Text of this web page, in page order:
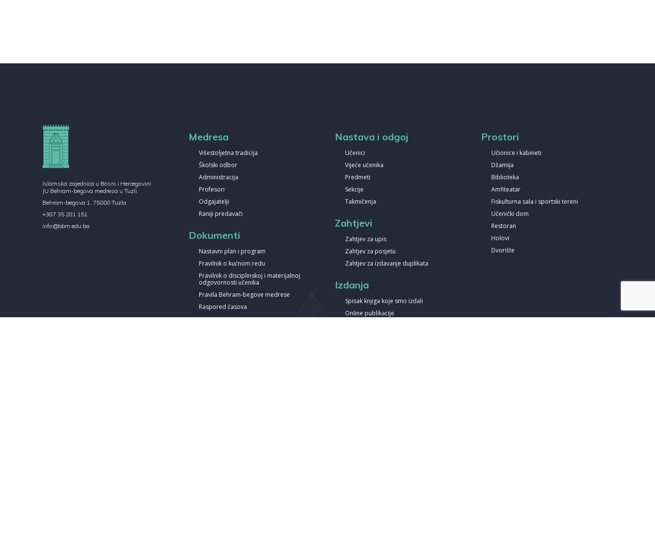
Islamska zajednica u Bosni i Hercegovini
JU Behram-begova medresa u Tuzli
Behram-begova 1, 75000 Tuzla
+387 35 281 151
info@bbm.edu.ba
Medresa
Višestoljetna tradicija
Školski odbor
Administracija
Profesori
Odgajatelji
Raniji predavači
Dokumenti
Nastavni plan i program
Pravilnik o kućnom redu
Pravilnik o disciplinskoj i materijalnoj
odgovornosti učenika
Pravila Behram-begove medrese
Raspored časova
Nastava i odgoj
Učenici
Vijeće učenika
Predmeti
Sekcije
Takmičenja
Zahtjevi
Zahtjev za upis
Zahtjev za posjetu
Zahtjev za izdavanje duplikata
Izdanja
Spisak knjiga koje smo izdali
Online publikacije
Prostori
Učionice i kabineti
Džamija
Biblioteka
Amfiteatar
Fiskulturna sala i sportski tereni
Učenički dom
Restoran
Holovi
Dvorište